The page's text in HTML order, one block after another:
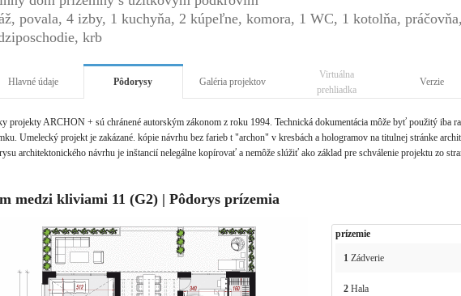
povala, 4 izby, 1 kuchyňa, 2 kúpeľne, komora, 1 WC, 1 kotolňa,
krb
Hlavné údaje Pôdorysy Galéria projektov
Virtuálna
prehliadka
Verzie
projekty ARCHON + sú chránené autorským zákonom z roku 1994. Technická dokumentácia môže byť použitý iba
Umelecký projekt je zakázané. kópie návrhu bez farieb t "archon" v kresbách a hologramov na titulnej stránke
architektonického návrhu je inštancií nelegálne kopírovať a nemôže slúžiť ako základ pre schválenie projektu zo
medzi kliviami 11 (G2) | Pôdorys prízemia
prízemie
1Zádverie
2Hala